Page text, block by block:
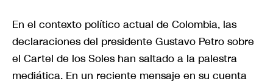
En el contexto político actual de Colombia, las
declaraciones del presidente Gustavo Petro sobre
el Cartel de los Soles han saltado a la palestra
mediática. En un reciente mensaje en su cuenta